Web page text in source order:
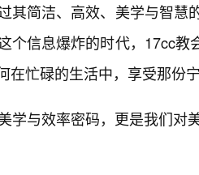
其简洁、高效、美学与智慧
个信息爆炸的时代，17cc教
在忙碌的生活中，享受那份
学与效率密码，更是我们对